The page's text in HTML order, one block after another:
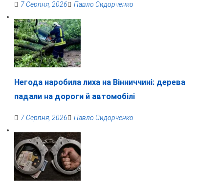
7 Серпня, 2026 Павло Сидорченко
Негода наробила лиха на Вінниччині: дерева
падали на дороги й автомобілі
7 Серпня, 2026 Павло Сидорченко